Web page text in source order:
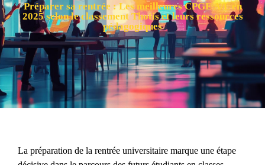
Préparer sa rentrée : Les meilleures CPGE A/L en
2025 selon le classement Thotis et leurs ressources
pédagogiques
La préparation de la rentrée universitaire marque une étape